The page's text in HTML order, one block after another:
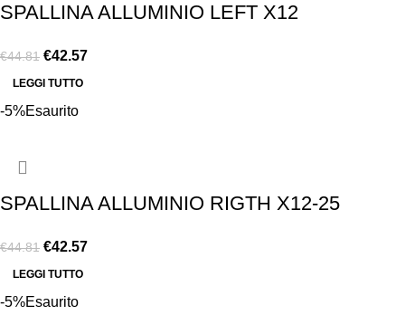
SPALLINA ALLUMINIO LEFT X12
€44.81 €42.57
LEGGI TUTTO
-5%Esaurito
SPALLINA ALLUMINIO RIGTH X12-25
€44.81 €42.57
LEGGI TUTTO
-5%Esaurito